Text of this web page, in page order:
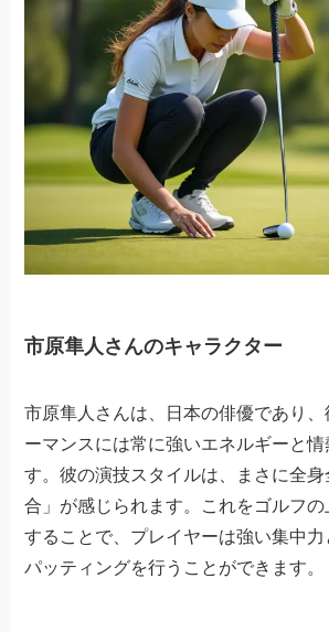
市原隼人さんのキャラクター
市原隼人さんは、日本の俳優であり
ーマンスには常に強いエネルギーと情
す。彼の演技スタイルは、まさに全
合」が感じられます。これをゴルフの
することで、プレイヤーは強い集中
パッティングを行うことができます。